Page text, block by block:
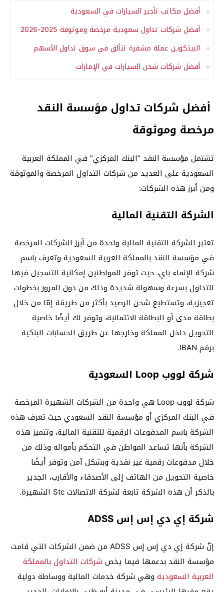
أفضل مكاتب تأجير السيارات في السعودية
أفضل شركات تداول سعودية مرخصة وموثوقة 2025-2026
البيتكوين عملة مشفرة تتألق في سوق تداول الأسهم
أفضل شركات شحن السيارات في الإمارات
أفضل شركات تداول مؤسسة النقد
مرخصة وموثوقة
تشتمل مؤسسة النقد “البنك المركزي” في المملكة العربية
السعودية على العديد من شركات التداول المرخصة والموثوقة
ومن أبرز هذه الشركات:
الشركة التقنية المالية
تعتبر الشركة التقنية المالية واحدة من أبرز الشركات المرخصة
في مؤسسة النقد بالمملكة العربية السعودية وتعرف باسم
شركة الإنماء باي، حيث توفر للمواطنين إمكانية التسجيل فيها
للتداول بسرعة وسهولة شديدة وذلك من دون المرور بخطوات
تعجيزية، وتستطيع شحن الرصيد بأكثر من طريقة إمّا من خلال
بطاقة مدى أو البطاقة الائتمانية، وتوفر لك أيضًا خاصية
التحويل داخل المملكة وخارجها عن طريق الحسابات البنكية
برقم IBAN.
شركة لووب Loop السعودية
شركة لووب Loop هي واحدة من الشركات الشهيرة المرخصة
في البنك المركزي أو مؤسسة النقد السعودي حيث تعرف هذه
الشركة باسم المدفوعات الرقمية للتقنية المالية، وتتميز هذه
الشركة بأنها تساعد المواطن في التحكم بأمواله وذلك من
خلال مدفوعات رقمية غير نقدية وبشكل آمن وتوفر أيضًا
خاصية التحويل من الهاتف إلى الأصدقاء والأقارب، الجدير
بالذكر أن هذه الشركة تابعة لشركة الاتصالات Stc الشهيرة.
شركة إي دي إس إس ADSS
إنّ شركة إي دي إس إس ADSS من ضمن الشركات التي قامت
مؤسسة النقد بدعمها فيما يخص شركات التداول بالمملكة
العربية السعودية وهي شركة خدمات المالية ووساطة دولية